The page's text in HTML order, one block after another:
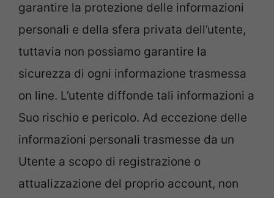
garantire la protezione delle informazioni
personali e della sfera privata dell’utente,
tuttavia non possiamo garantire la
sicurezza di ogni informazione trasmessa
on line. L’utente diffonde tali informazioni a
Suo rischio e pericolo. Ad eccezione delle
informazioni personali trasmesse da un
Utente a scopo di registrazione o
attualizzazione del proprio account, non